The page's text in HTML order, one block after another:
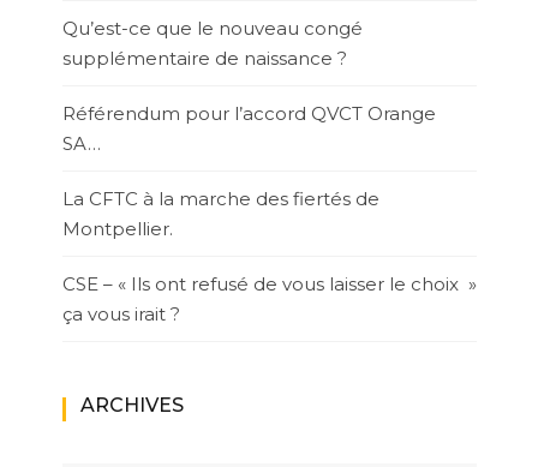
Qu’est-ce que le nouveau congé
supplémentaire de naissance ?
Référendum pour l’accord QVCT Orange
SA…
La CFTC à la marche des fiertés de
Montpellier.
CSE – « Ils ont refusé de vous laisser le choix »
ça vous irait ?
ARCHIVES